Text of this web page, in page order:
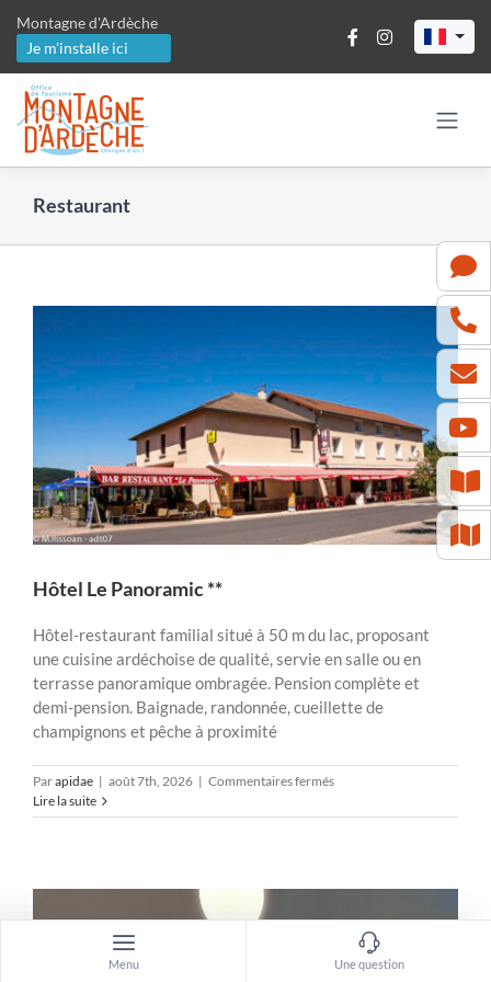
contenu
Montagne d'Ardèche
Je m'installe ici
Restaurant
Hôtel Le Panoramic **
Hôtel-restaurant familial situé à 50 m du lac, proposant
une cuisine ardéchoise de qualité, servie en salle ou en
terrasse panoramique ombragée. Pension complète et
demi-pension. Baignade, randonnée, cueillette de
champignons et pêche à proximité
Parapidae | août 7th, 2026 | Commentaires ferméssur
Le
Lire la suite
Menu Une question